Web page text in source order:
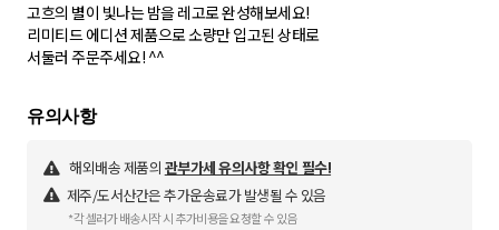
고흐의 별이 빛나는 밤을 레고로 완성해보세요!
리미티드 에디션 제품으로 소량만 입고된 상태로
서둘러 주문주세요! ^^
유의사항
해외배송 제품의 관부가세 유의사항 확인 필수!
제주/도서산간은 추가운송료가 발생될 수 있음
*각 셀러가 배송시작 시 추가비용을 요청할 수 있음